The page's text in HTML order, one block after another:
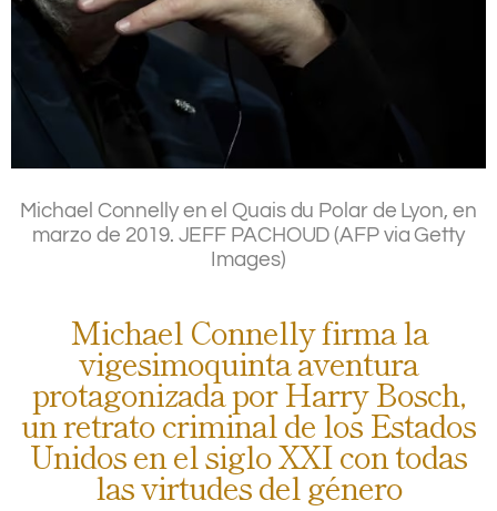
Michael Connelly en el Quais du Polar de Lyon, en
marzo de 2019. JEFF PACHOUD (AFP via Getty
Images)
Michael Connelly firma la
vigesimoquinta aventura
protagonizada por Harry Bosch,
un retrato criminal de los Estados
Unidos en el siglo XXI con todas
las virtudes del género